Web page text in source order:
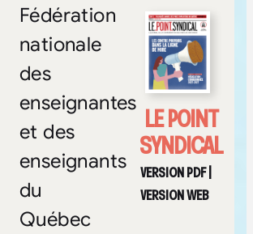
LE POINT
SYNDICAL
VERSION PDF|
VERSION WEB
Fédération
nationale
des
enseignantes
et des
enseignants
du
Québec